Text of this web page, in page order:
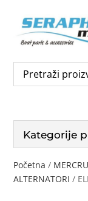
Kategorije
Početna /
ALTERNATORI /